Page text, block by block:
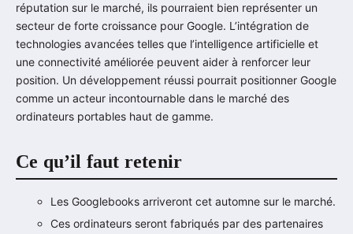
réputation sur le marché, ils pourraient bien représenter un
secteur de forte croissance pour Google. L’intégration de
technologies avancées telles que l’intelligence artificielle et
une connectivité améliorée peuvent aider à renforcer leur
position. Un développement réussi pourrait positionner Google
comme un acteur incontournable dans le marché des
ordinateurs portables haut de gamme.
Ce qu’il faut retenir
Les Googlebooks arriveront cet automne sur le marché.
Ces ordinateurs seront fabriqués par des partenaires